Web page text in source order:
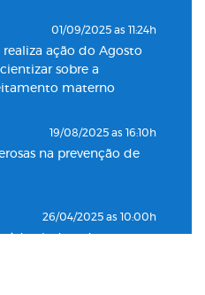
inaugura nova
em conjunto
Saúde
01/09/2025 as 11:24h
realiza ação do Agosto
sobre a
materno
19/08/2025 as 16:10h
na prevenção de
26/04/2025 as 10:00h